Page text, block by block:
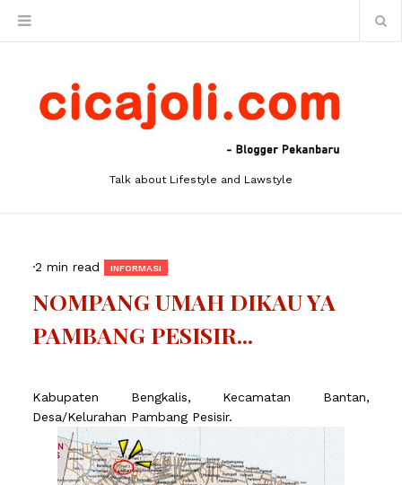
Talk about Lifestyle and Lawstyle
·2 min read INFORMASI
NOMPANG UMAH DIKAU YA
PAMBANG PESISIR...
Kabupaten Bengkalis, Kecamatan Bantan,
Desa/Kelurahan Pambang Pesisir.